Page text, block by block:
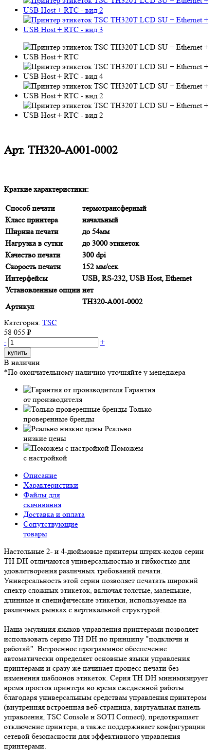
Арт. TH320-A001-0002
Краткие характеристики:
Способ печати
термотрансферный
Класс принтера
начальный
Ширина печати
до 54мм
Нагрузка в сутки
до 3000 этикеток
Качество печати
300 dpi
Скорость печати
152 мм/сек
Интерфейсы
USB, RS-232, USB Host, Ethernet
Установленные опции нет
Артикул
TH320-A001-0002
Категория: TSC
58 055 ₽
-
+
купить
В наличии
*По окончательному наличию уточняйте у менеджера
Гарантия
от производителя
Только
проверенные бренды
Реально
низкие цены
Поможем
с настройкой
Описание
Характеристики
Файлы для
скачивания
Доставка и оплата
Сопутствующие
товары
Настольные 2- и 4-дюймовые принтеры штрих-кодов серии
TH DH отличаются универсальностью и гибкостью для
удовлетворения различных требований печати.
Универсальность этой серии позволяет печатать широкий
спектр сложных этикеток, включая толстые, маленькие,
длинные и специфические этикетки, используемые на
различных рынках с вертикальной структурой.
Наша эмуляция языков управления принтерами позволяет
использовать серию TH DH по принципу "подключи и
работай". Встроенное программное обеспечение
автоматически определяет основные языки управления
принтерами и сразу же начинает процесс печати без
изменения шаблонов этикеток. Серия TH DH минимизирует
время простоя принтера во время ежедневной работы
благодаря универсальным средствам управления принтером
(внутренняя встроенная веб-страница, виртуальная панель
управления, TSC Console и SOTI Connect), предотвращает
отключение принтера, а также поддерживает конфигурации
сетевой безопасности для эффективного управления
принтерами.